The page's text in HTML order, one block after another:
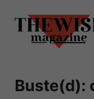
contenuto
Buste(d):